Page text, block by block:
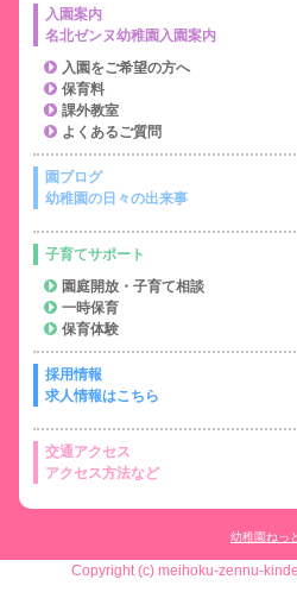
入園案内
名北ゼンヌ幼稚園入園案内
入園をご希望の方へ
保育料
課外教室
よくあるご質問
園ブログ
幼稚園の日々の出来事
子育てサポート
園庭開放・子育て相談
一時保育
保育体験
採用情報
求人情報はこちら
交通アクセス
アクセス方法など
幼稚園ねっ
Copyright (c) meihoku-zennu-